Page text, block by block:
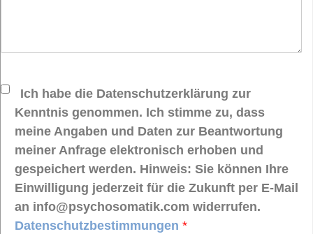
Ich habe die Datenschutzerklärung zur
Kenntnis genommen. Ich stimme zu, dass
meine Angaben und Daten zur Beantwortung
meiner Anfrage elektronisch erhoben und
gespeichert werden. Hinweis: Sie können Ihre
Einwilligung jederzeit für die Zukunft per E-Mail
an info@psychosomatik.com widerrufen.
Datenschutzbestimmungen *